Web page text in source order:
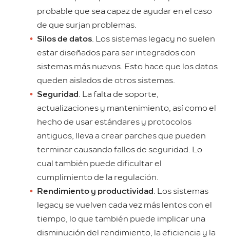
probable que sea capaz de ayudar en el caso
de que surjan problemas.
Silos de datos. Los sistemas legacy no suelen
estar diseñados para ser integrados con
sistemas más nuevos. Esto hace que los datos
queden aislados de otros sistemas.
Seguridad. La falta de soporte,
actualizaciones y mantenimiento, así como el
hecho de usar estándares y protocolos
antiguos, lleva a crear parches que pueden
terminar causando fallos de seguridad. Lo
cual también puede dificultar el
cumplimiento de la regulación.
Rendimiento y productividad. Los sistemas
legacy se vuelven cada vez más lentos con el
tiempo, lo que también puede implicar una
disminución del rendimiento, la eficiencia y la